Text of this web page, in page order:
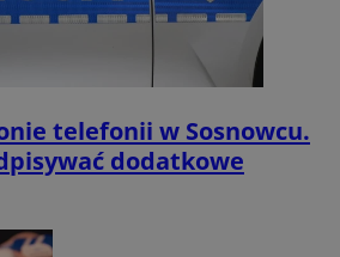
telefonii w Sosnowcu.
dodatkowe